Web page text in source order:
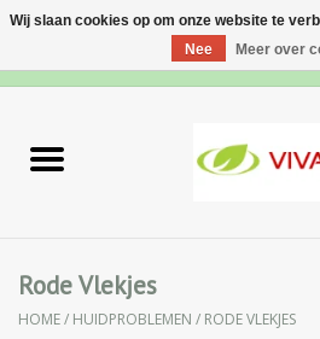
Lichaamsverzorging
Rode Vlekjes
HOME/ HUIDPROBLEMEN / RODE VLEKJES
Wij slaan cookies op om onze website te
Nee
Meer over